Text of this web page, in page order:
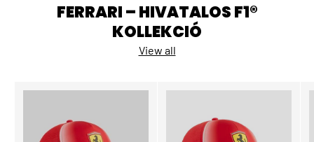
FERRARI – HIVATALOS F1®
KOLLEKCIÓ
View all